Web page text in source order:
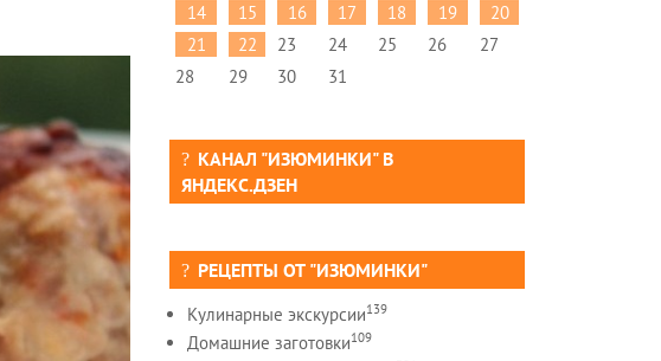
14
15 16 17 18 19
20
21
22 23 24 25 26
27
28
29 30 31
КАНАЛ "ИЗЮМИНКИ" В
ЯНДЕКС.ДЗЕН
РЕЦЕПТЫ ОТ "ИЗЮМИНКИ"
Кулинарные экскурсии139
Домашние заготовки109